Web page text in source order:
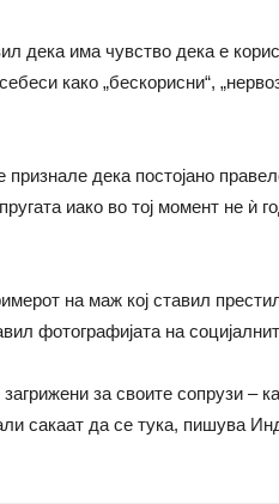
дека има чувство дека е
како „бескорисни“,
дека постојано
иако во тој момент не ѝ
на маж кој ставил
фотографијата на
за своите сопрузи –
сакаат да се тука, пишува